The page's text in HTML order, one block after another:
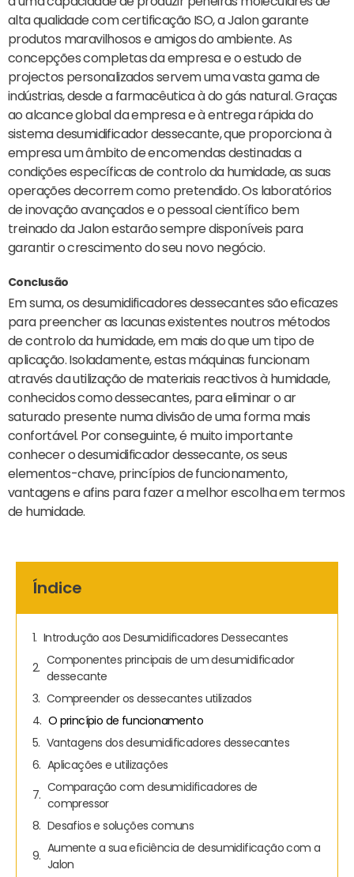
alta qualidade com certificação ISO, a Jalon garante
produtos maravilhosos e amigos do ambiente. As
concepções completas da empresa e o estudo de
projectos personalizados servem uma vasta gama de
indústrias, desde a farmacêutica à do gás natural. Graças
ao alcance global da empresa e à entrega rápida do
sistema desumidificador dessecante, que proporciona à
empresa um âmbito de encomendas destinadas a
condições específicas de controlo da humidade, as suas
operações decorrem como pretendido. Os laboratórios
de inovação avançados e o pessoal científico bem
treinado da Jalon estarão sempre disponíveis para
garantir o crescimento do seu novo negócio.
Conclusão
Em suma, os desumidificadores dessecantes são eficazes
para preencher as lacunas existentes noutros métodos
de controlo da humidade, em mais do que um tipo de
aplicação. Isoladamente, estas máquinas funcionam
através da utilização de materiais reactivos à humidade,
conhecidos como dessecantes, para eliminar o ar
saturado presente numa divisão de uma forma mais
confortável. Por conseguinte, é muito importante
conhecer o desumidificador dessecante, os seus
elementos-chave, princípios de funcionamento,
vantagens e afins para fazer a melhor escolha em termos
de humidade.
Índice
Introdução aos Desumidificadores Dessecantes
Componentes principais de um desumidificador
dessecante
Compreender os dessecantes utilizados
O princípio de funcionamento
Vantagens dos desumidificadores dessecantes
Aplicações e utilizações
Comparação com desumidificadores de
compressor
Desafios e soluções comuns
Aumente a sua eficiência de desumidificação com a
Jalon